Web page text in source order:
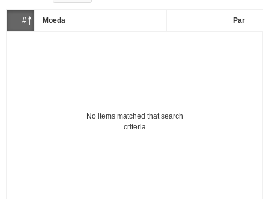
# Moeda Par
No items matched that search
criteria